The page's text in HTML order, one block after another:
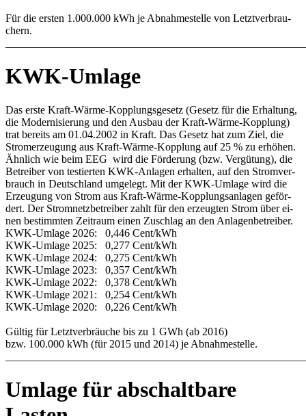
Für die ers­ten 1.000.000 kWh je Ab­nah­me­stel­le von Letzt­ver­brau­
chern.
KWK-Umlage
Das ers­te Kraft-Wär­me-Kopp­lungs­ge­setz (Ge­setz für die Er­hal­tung,
die Mo­der­ni­sie­rung und den Aus­bau der Kraft-Wär­me-Kopp­lung)
trat be­reits am 01.04.2002 in Kraft. Das Ge­setz hat zum Ziel, die
Strom­er­zeu­gung aus Kraft-Wär­me-Kopp­lung auf 25 % zu er­hö­hen.
Ähn­lich wie beim EE­G wird die För­de­rung (bzw. Ver­gü­tung), die
Be­trei­ber von tes­tier­ten KWK-An­la­gen er­hal­ten, auf den Strom­ver­
brauch in Deutsch­land um­ge­legt. Mit der KWK-Um­la­ge wird die
Er­zeu­gung von Strom aus Kraft-Wär­me-Kopp­lungs­an­la­gen ge­för­
dert. Der Strom­netz­be­trei­ber zahlt für den er­zeug­ten Strom über ei­
nen be­stimm­ten Zeit­raum ei­nen Zu­schlag an den An­la­gen­be­trei­ber.
KWK-Um­la­ge 2026: 0,446 Cent/kWh
KWK-Um­la­ge 2025: 0,277 Cent/kWh
KWK-Um­la­ge 2024: 0,275 Cent/kWh
KWK-Um­la­ge 2023: 0,357 Cent/kWh
KWK-Um­la­ge 2022: 0,378 Cent/kWh
KWK-Um­la­ge 2021: 0,254 Cent/kWh
KWK-Um­la­ge 2020: 0,226 Cent/kWh
Gül­tig für Letzt­ver­bräu­che bis zu 1 GWh (ab 2016)
bzw. 100.000 kWh (für 2015 und 2014) je Ab­nah­me­stel­le.
Umlage für abschaltbare